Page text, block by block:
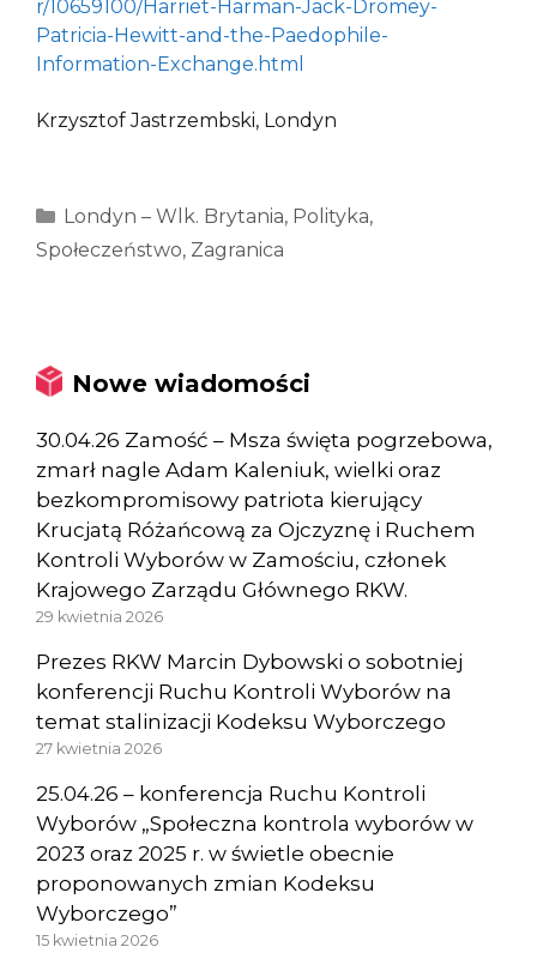
r/10659100/Harriet-Harman-Jack-Dromey-
Patricia-Hewitt-and-the-Paedophile-
Information-Exchange.html
Krzysztof Jastrzembski, Londyn
Kategorie
Londyn – Wlk. Brytania, Polityka,
Społeczeństwo, Zagranica
Nowe wiadomości
30.04.26 Zamość – Msza święta pogrzebowa,
zmarł nagle Adam Kaleniuk, wielki oraz
bezkompromisowy patriota kierujący
Krucjatą Różańcową za Ojczyznę i Ruchem
Kontroli Wyborów w Zamościu, członek
Krajowego Zarządu Głównego RKW.
29 kwietnia 2026
Prezes RKW Marcin Dybowski o sobotniej
konferencji Ruchu Kontroli Wyborów na
temat stalinizacji Kodeksu Wyborczego
27 kwietnia 2026
25.04.26 – konferencja Ruchu Kontroli
Wyborów „Społeczna kontrola wyborów w
2023 oraz 2025 r. w świetle obecnie
proponowanych zmian Kodeksu
Wyborczego”
15 kwietnia 2026